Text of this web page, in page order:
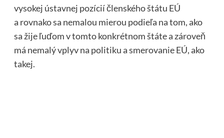
vysokej ústavnej pozícií členského štátu EÚ
a rovnako sa nemalou mierou podieľa na tom, ako
sa žije ľuďom v tomto konkrétnom štáte a zároveň
má nemalý vplyv na politiku a smerovanie EÚ, ako
takej.